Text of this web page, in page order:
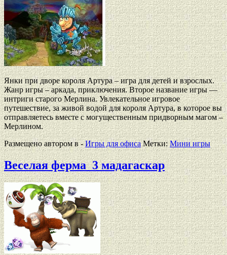
Янки при дворе короля Артура – игра для детей и взрослых.
Жанр игры – аркада, приключения. Второе название игры —
интриги старого Мерлина. Увлекательное игровое
путешествие, за живой водой для короля Артура, в которое вы
отправляетесь вместе с могущественным придворным магом –
Мерлином.
Размещено автором в -Игры для офиса Метки:Мини игры
Веселая ферма_3 мадагаскар